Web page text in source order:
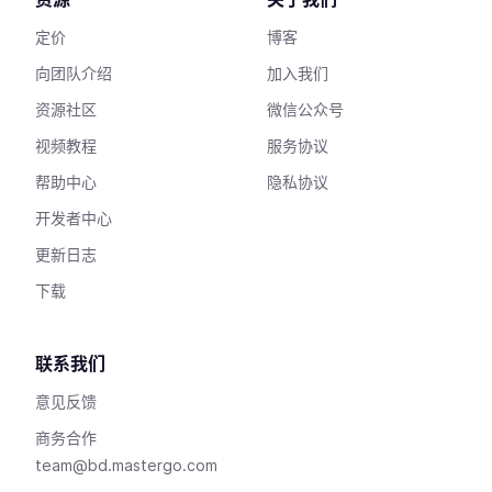
定价
向团队介绍
资源社区
视频教程
帮助中心
开发者中心
更新日志
下载
博客
加入我们
微信公众号
服务协议
隐私协议
联系我们
意见反馈
商务合作
team@bd.mastergo.com